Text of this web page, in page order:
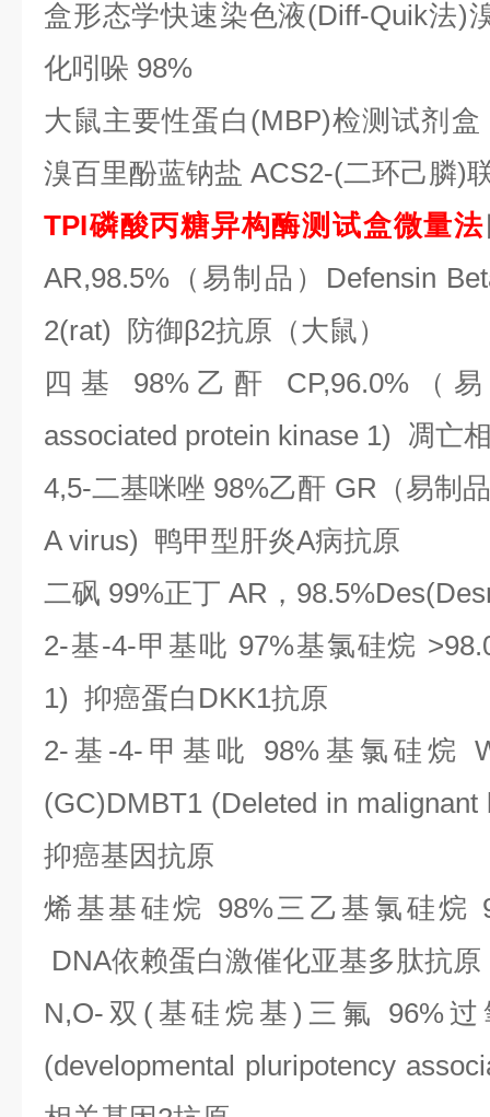
盒形态学快速染色液(Diff-Quik法)
化吲哚 98%
大鼠主要性蛋白 (MBP)检测试剂
溴百里酚蓝钠盐 ACS2-(二环己膦)
TPI磷酸丙糖异构酶测试盒微量法
AR,98.5%（易制品）Defensin
2(rat) 防御β2抗原（大鼠）
四基
98%乙酐 CP,96.0%（
associated protein kinase 1) 凋亡
4,5-二基咪唑 98%乙酐 GR（易制
A virus) 鸭甲型肝炎A病抗原
二砜 99%正丁 AR，
2-基-4-甲基吡 97%基氯硅烷
1) 抑癌蛋白DKK1抗原
2-基-4-甲基吡 98%基氯硅烷
(GC)DMBT1 (Deleted in
抑癌基因抗原
烯基基硅烷 98%三乙基氯硅烷
DNA依赖蛋白激催化亚基多肽抗原
N,O-双(基硅烷基)三氟 96%过
(developmental pluripotency